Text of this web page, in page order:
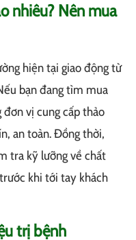
nhiêu? Nên mua
hiện tại giao động từ
bạn đang tìm mua
vị cung cấp thảo
an toàn. Đồng thời,
tra kỹ lưỡng về chất
khi tới tay khách
trị bệnh